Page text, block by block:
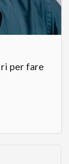
per fare